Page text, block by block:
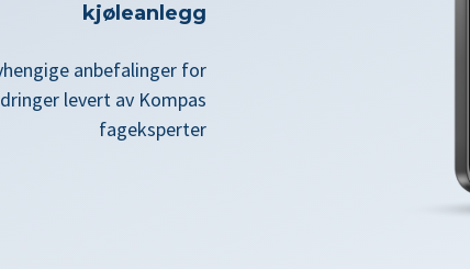
kjøleanlegg
anbefalinger for
levert av Kompas
fageksperter